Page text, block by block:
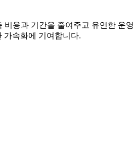
비용과 기간을 줄여주고 유연한 운영
가속화에 기여합니다.